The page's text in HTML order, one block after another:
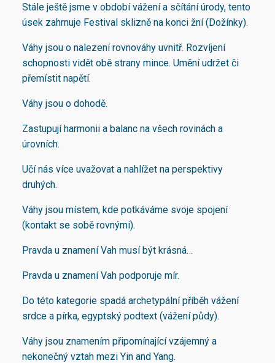
Stále ještě jsme v období vážení a sčítání úrody, tento
úsek zahrnuje Festival sklizně na konci žní (Dožínky).
Váhy jsou o nalezení rovnováhy uvnitř. Rozvíjení
schopnosti vidět obě strany mince. Umění udržet či
přemístit napětí.
Váhy jsou o dohodě.
Zastupují harmonii a balanc na všech rovinách a
úrovních.
Učí nás více uvažovat a nahlížet na perspektivy
druhých.
Váhy jsou místem, kde potkáváme svoje spojení
(kontakt se sobě rovnými).
Pravda u znamení Vah musí být krásná…
Pravda u znamení Vah podporuje mír.
Do této kategorie spadá archetypální příběh vážení
srdce a pírka, egyptský podtext (vážení půdy).
Váhy jsou znamením připomínající vzájemný a
nekonečný vztah mezi Yin and Yang.